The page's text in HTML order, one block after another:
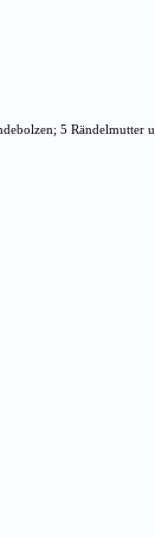
5 Rändelmutter